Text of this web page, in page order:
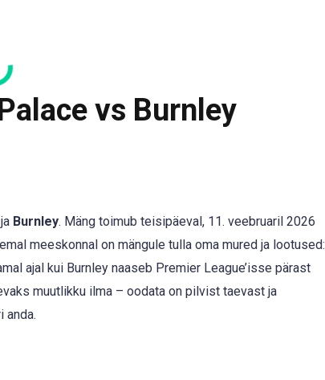
vs Burnley
ja Burnley. Mäng toimub teisipäeval, 11. veebruaril 2026
meeskonnal on mängule tulla oma mured ja lootused:
ajal kui Burnley naaseb Premier League’isse pärast
muutlikku ilma – oodata on pilvist taevast ja
anda.